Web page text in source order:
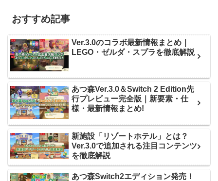
おすすめ記事
Ver.3.0のコラボ最新情報まとめ｜
LEGO・ゼルダ・スプラを徹底解説
あつ森Ver.3.0＆Switch 2 Edition先
行プレビュー完全版｜新要素・仕
様・最新情報まとめ!
新施設「リゾートホテル」とは？
Ver.3.0で追加される注目コンテンツ
を徹底解説
あつ森Switch2エディション発売！